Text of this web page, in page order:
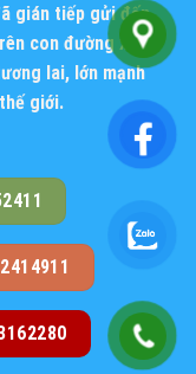
gián tiếp gửi đến
con đường xây
lai, lớn mạnh
giới.